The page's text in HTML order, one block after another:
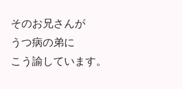
そのお兄さんが
うつ病の弟に
こう諭しています。